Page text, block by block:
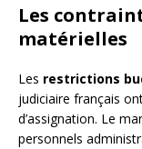
Les
matérielles
Les restrictions
judiciaire français
d’assignation. Le
personnels